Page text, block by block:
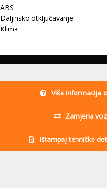
ABS
Daljinsko otključavanje
Klima
Više informacija
Zamjena
Ištampaj tehničke